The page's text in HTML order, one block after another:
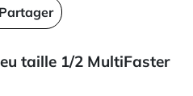
Partager
taille 1/2 MultiFaster